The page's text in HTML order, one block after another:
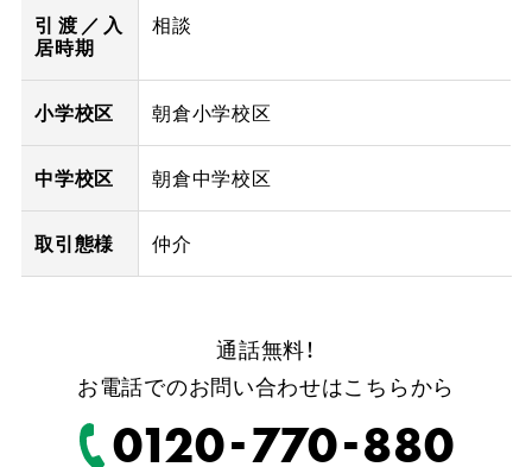
引渡／入
居時期
相談
小学校区 朝倉小学校区
中学校区 朝倉中学校区
取引態様 仲介
通話無料！
お電話でのお問い合わせはこちらから
0120-770-880